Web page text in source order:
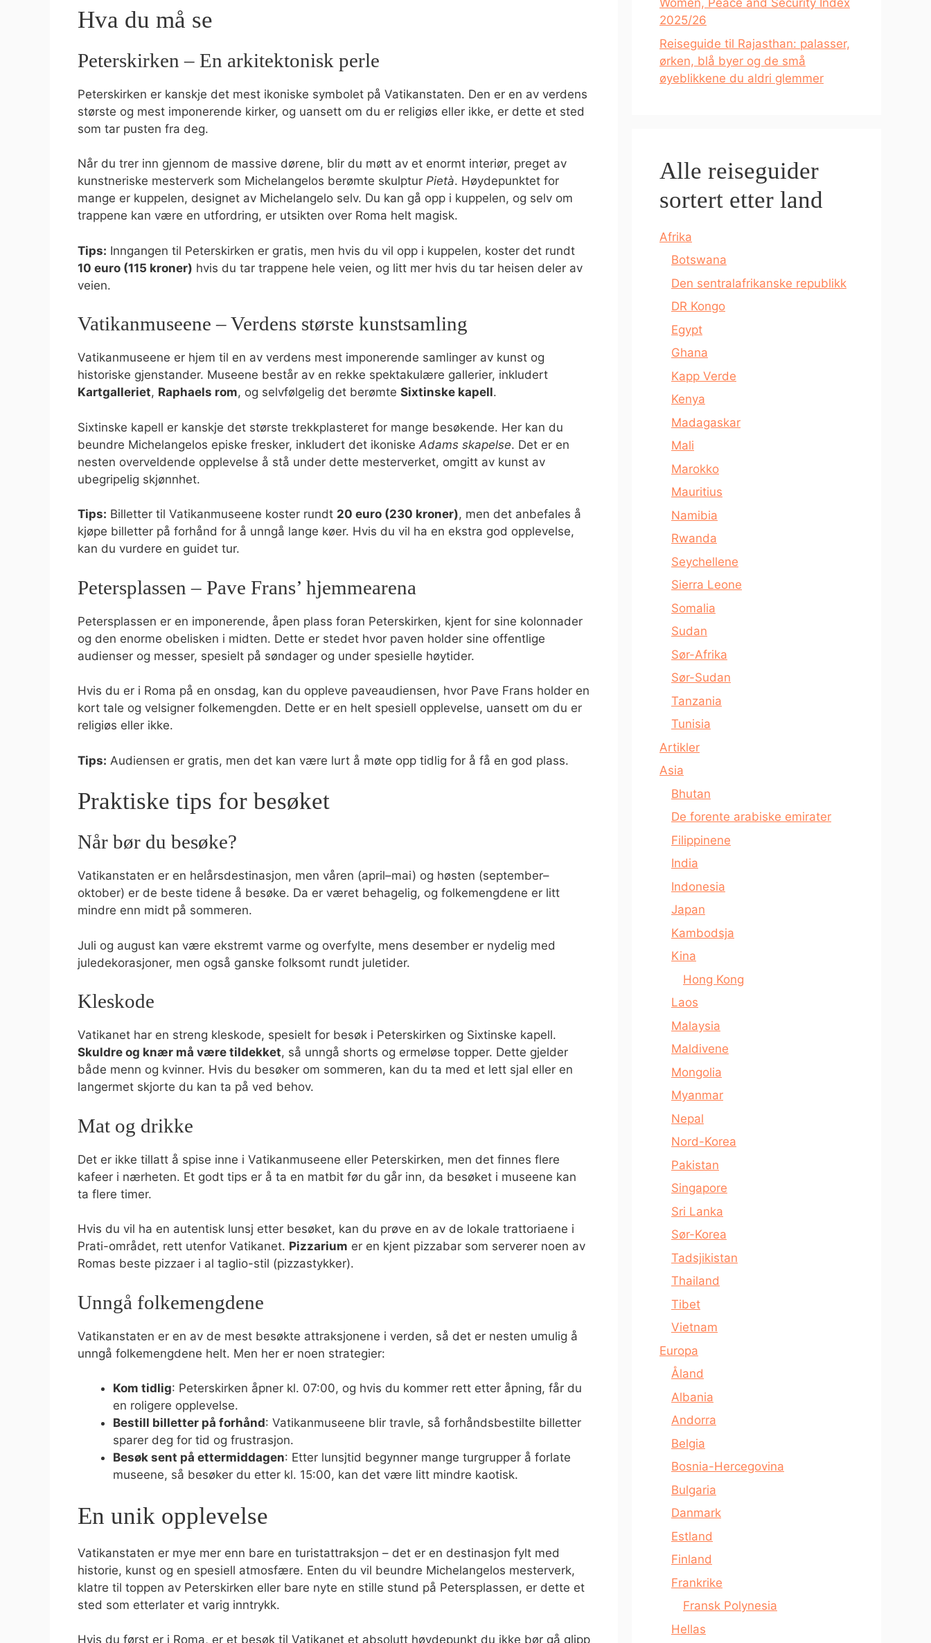
Hva du må se
Peterskirken – En arkitektonisk perle
Peterskirken er kanskje det mest ikoniske symbolet på Vatikanstaten. Den er en av verdens
største og mest imponerende kirker, og uansett om du er religiøs eller ikke, er dette et sted
som tar pusten fra deg.
Når du trer inn gjennom de massive dørene, blir du møtt av et enormt interiør, preget av
kunstneriske mesterverk som Michelangelos berømte skulptur Pietà. Høydepunktet for
mange er kuppelen, designet av Michelangelo selv. Du kan gå opp i kuppelen, og selv om
trappene kan være en utfordring, er utsikten over Roma helt magisk.
Tips: Inngangen til Peterskirken er gratis, men hvis du vil opp i kuppelen, koster det rundt
10 euro (115 kroner) hvis du tar trappene hele veien, og litt mer hvis du tar heisen deler av
veien.
Vatikanmuseene – Verdens største kunstsamling
Vatikanmuseene er hjem til en av verdens mest imponerende samlinger av kunst og
historiske gjenstander. Museene består av en rekke spektakulære gallerier, inkludert
Kartgalleriet, Raphaels rom, og selvfølgelig det berømte Sixtinske kapell.
Sixtinske kapell er kanskje det største trekkplasteret for mange besøkende. Her kan du
beundre Michelangelos episke fresker, inkludert det ikoniske Adams skapelse. Det er en
nesten overveldende opplevelse å stå under dette mesterverket, omgitt av kunst av
ubegripelig skjønnhet.
Tips: Billetter til Vatikanmuseene koster rundt 20 euro (230 kroner), men det anbefales å
kjøpe billetter på forhånd for å unngå lange køer. Hvis du vil ha en ekstra god opplevelse,
kan du vurdere en guidet tur.
Petersplassen – Pave Frans’ hjemmearena
Petersplassen er en imponerende, åpen plass foran Peterskirken, kjent for sine kolonnader
og den enorme obelisken i midten. Dette er stedet hvor paven holder sine offentlige
audienser og messer, spesielt på søndager og under spesielle høytider.
Hvis du er i Roma på en onsdag, kan du oppleve paveaudiensen, hvor Pave Frans holder en
kort tale og velsigner folkemengden. Dette er en helt spesiell opplevelse, uansett om du er
religiøs eller ikke.
Tips: Audiensen er gratis, men det kan være lurt å møte opp tidlig for å få en god plass.
Praktiske tips for besøket
Når bør du besøke?
Vatikanstaten er en helårsdestinasjon, men våren (april–mai) og høsten (september–
oktober) er de beste tidene å besøke. Da er været behagelig, og folkemengdene er litt
mindre enn midt på sommeren.
Juli og august kan være ekstremt varme og overfylte, mens desember er nydelig med
juledekorasjoner, men også ganske folksomt rundt juletider.
Kleskode
Vatikanet har en streng kleskode, spesielt for besøk i Peterskirken og Sixtinske kapell.
Skuldre og knær må være tildekket, så unngå shorts og ermeløse topper. Dette gjelder
både menn og kvinner. Hvis du besøker om sommeren, kan du ta med et lett sjal eller en
langermet skjorte du kan ta på ved behov.
Mat og drikke
Det er ikke tillatt å spise inne i Vatikanmuseene eller Peterskirken, men det finnes flere
kafeer i nærheten. Et godt tips er å ta en matbit før du går inn, da besøket i museene kan
ta flere timer.
Hvis du vil ha en autentisk lunsj etter besøket, kan du prøve en av de lokale trattoriaene i
Prati-området, rett utenfor Vatikanet. Pizzarium er en kjent pizzabar som serverer noen av
Romas beste pizzaer i al taglio-stil (pizzastykker).
Unngå folkemengdene
Vatikanstaten er en av de mest besøkte attraksjonene i verden, så det er nesten umulig å
unngå folkemengdene helt. Men her er noen strategier:
Kom tidlig: Peterskirken åpner kl. 07:00, og hvis du kommer rett etter åpning, får du
en roligere opplevelse.
Bestill billetter på forhånd: Vatikanmuseene blir travle, så forhåndsbestilte billetter
sparer deg for tid og frustrasjon.
Besøk sent på ettermiddagen: Etter lunsjtid begynner mange turgrupper å forlate
museene, så besøker du etter kl. 15:00, kan det være litt mindre kaotisk.
En unik opplevelse
Vatikanstaten er mye mer enn bare en turistattraksjon – det er en destinasjon fylt med
historie, kunst og en spesiell atmosfære. Enten du vil beundre Michelangelos mesterverk,
klatre til toppen av Peterskirken eller bare nyte en stille stund på Petersplassen, er dette et
sted som etterlater et varig inntrykk.
Hvis du først er i Roma, er et besøk til Vatikanet et absolutt høydepunkt du ikke bør gå glipp
Women, Peace and Security Index
2025/26
Reiseguide til Rajasthan: palasser,
ørken, blå byer og de små
øyeblikkene du aldri glemmer
Alle reiseguider
sortert etter land
Afrika
Botswana
Den sentralafrikanske republikk
DR Kongo
Egypt
Ghana
Kapp Verde
Kenya
Madagaskar
Mali
Marokko
Mauritius
Namibia
Rwanda
Seychellene
Sierra Leone
Somalia
Sudan
Sør-Afrika
Sør-Sudan
Tanzania
Tunisia
Artikler
Asia
Bhutan
De forente arabiske emirater
Filippinene
India
Indonesia
Japan
Kambodsja
Kina
Hong Kong
Laos
Malaysia
Maldivene
Mongolia
Myanmar
Nepal
Nord-Korea
Pakistan
Singapore
Sri Lanka
Sør-Korea
Tadsjikistan
Thailand
Tibet
Vietnam
Europa
Åland
Albania
Andorra
Belgia
Bosnia-Hercegovina
Bulgaria
Danmark
Estland
Finland
Frankrike
Fransk Polynesia
Hellas